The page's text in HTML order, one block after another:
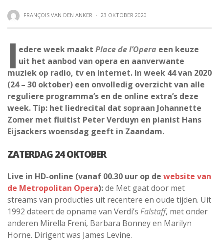
FRANÇOIS VAN DEN ANKER · 23 OKTOBER 2020
I edere week maakt Place de l’Opera een keuze
uit het aanbod van opera en aanverwante
muziek op radio, tv en internet. In week 44 van 2020
(24 – 30 oktober) een onvolledig overzicht van alle
reguliere programma’s en de online extra’s deze
week. Tip: het liedrecital dat sopraan Johannette
Zomer met fluitist Peter Verduyn en pianist Hans
Eijsackers woensdag geeft in Zaandam.
ZATERDAG 24 OKTOBER
Live in HD-online (vanaf 00.30 uur op de website van
de Metropolitan Opera):de Met gaat door met
streams van producties uit recentere en oude tijden. Uit
1992 dateert de opname van Verdi’s Falstaff, met onder
anderen Mirella Freni, Barbara Bonney en Marilyn
Horne. Dirigent was James Levine.